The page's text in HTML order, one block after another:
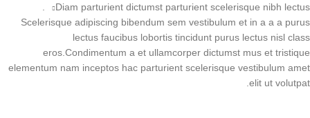
Diam parturient dictumst parturient scelerisque nibh lectus.
Scelerisque adipiscing bibendum sem vestibulum et in a a a purus
lectus faucibus lobortis tincidunt purus lectus nisl class
eros.Condimentum a et ullamcorper dictumst mus et tristique
elementum nam inceptos hac parturient scelerisque vestibulum amet
elit ut volutpat.